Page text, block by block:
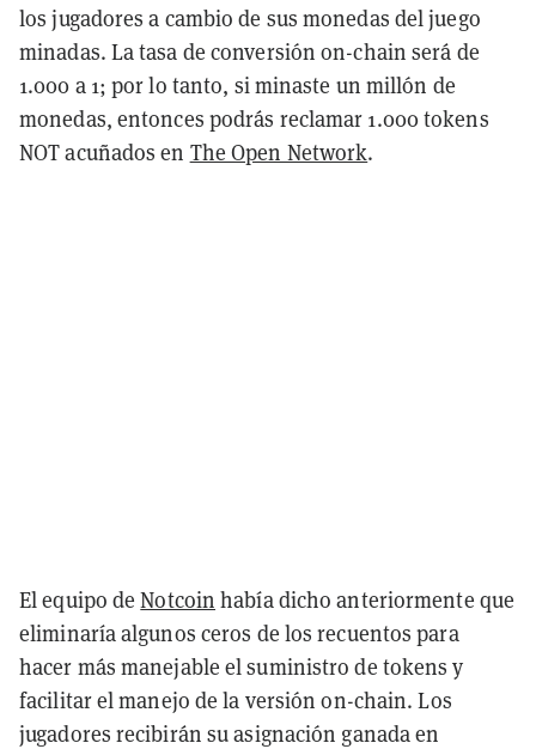
los jugadores a cambio de sus monedas del juego
minadas. La tasa de conversión on-chain será de
1.000 a 1; por lo tanto, si minaste un millón de
monedas, entonces podrás reclamar 1.000 tokens
NOT acuñados en The Open Network.
El equipo deNotcoin había dicho anteriormente que
eliminaría algunos ceros de los recuentos para
hacer más manejable el suministro de tokens y
facilitar el manejo de la versión on-chain. Los
jugadores recibirán su asignación ganada en